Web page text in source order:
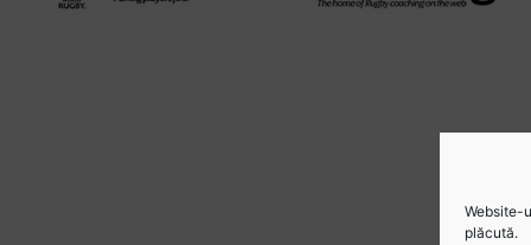
Website-
plăcută.